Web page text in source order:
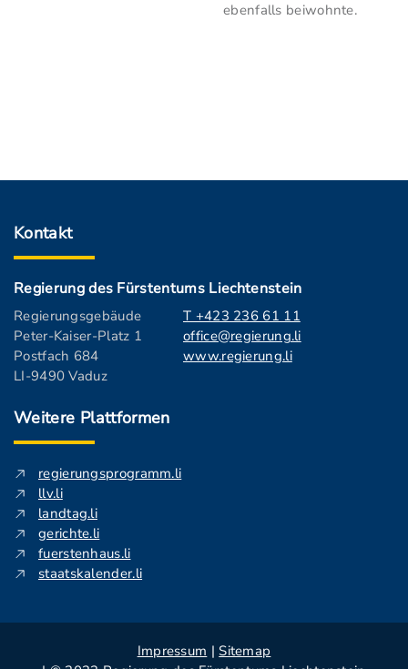
ebenfalls beiwohnte.
Kontakt
Regierung des Fürstentums Liechtenstein
Regierungsgebäude
Peter-Kaiser-Platz 1
Postfach 684
LI-9490 Vaduz
T +423 236 61 11
office@regierung.li
www.regierung.li
Weitere Plattformen
regierungsprogramm.li
llv.li
landtag.li
gerichte.li
fuerstenhaus.li
staatskalender.li
Impressum | Sitemap